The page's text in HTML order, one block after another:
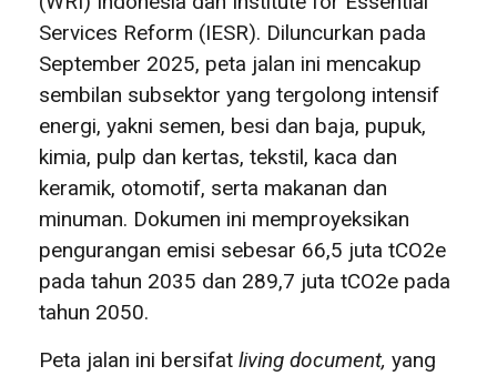
Services Reform (IESR). Diluncurkan pada
September 2025, peta jalan ini mencakup
sembilan subsektor yang tergolong intensif
energi, yakni semen, besi dan baja, pupuk,
kimia, pulp dan kertas, tekstil, kaca dan
keramik, otomotif, serta makanan dan
minuman. Dokumen ini memproyeksikan
pengurangan emisi sebesar 66,5 juta tCO2e
pada tahun 2035 dan 289,7 juta tCO2e pada
tahun 2050.
Peta jalan ini bersifat living document, yang